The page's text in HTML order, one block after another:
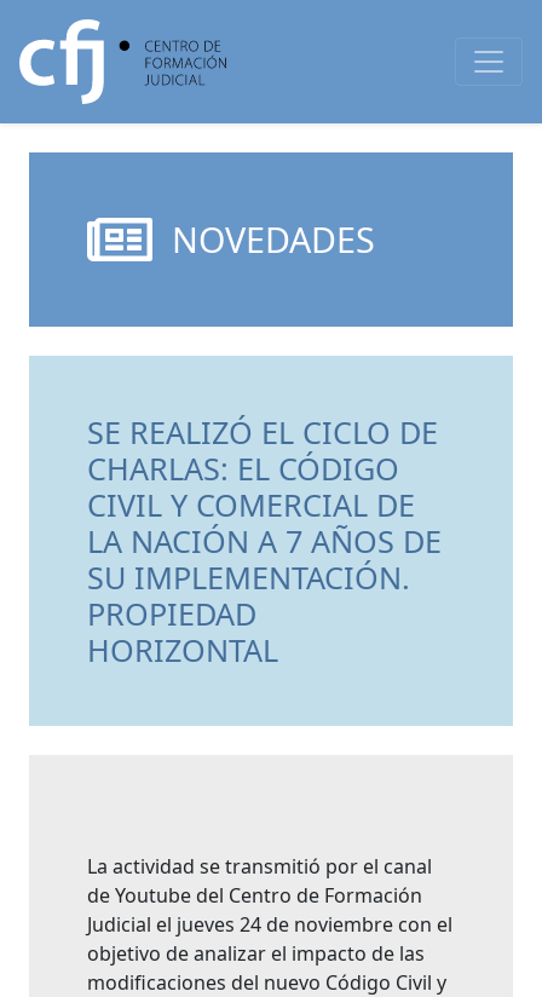
NOVEDADES
SE REALIZÓ EL CICLO DE
CHARLAS: EL CÓDIGO
CIVIL Y COMERCIAL DE
LA NACIÓN A 7 AÑOS DE
SU IMPLEMENTACIÓN.
PROPIEDAD
HORIZONTAL
La actividad se transmitió por el canal
de Youtube del Centro de Formación
Judicial el jueves 24 de noviembre con el
objetivo de analizar el impacto de las
modificaciones del nuevo Código Civil y